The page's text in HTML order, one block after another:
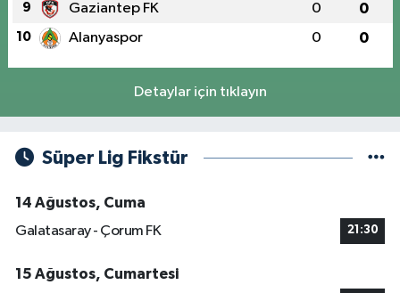
9 Gaziantep FK 0 0
10 Alanyaspor 0 0
Detaylar için tıklayın
Süper Lig Fikstür
14 Ağustos, Cuma
Galatasaray - Çorum FK
21:30
15 Ağustos, Cumartesi